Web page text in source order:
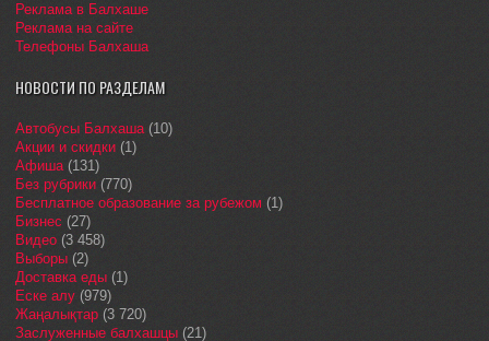
Реклама в Балхаше
Реклама на сайте
Телефоны Балхаша
НОВОСТИ ПО РАЗДЕЛАМ
Автобусы Балхаша(10)
Акции и скидки (1)
Афиша(131)
Без рубрики (770)
Бесплатное образование за рубежом (1)
Бизнес (27)
Видео (3 458)
Выборы (2)
Доставка еды (1)
Еске алу (979)
Жаңалықтар (3 720)
Заслуженные балхашцы (21)